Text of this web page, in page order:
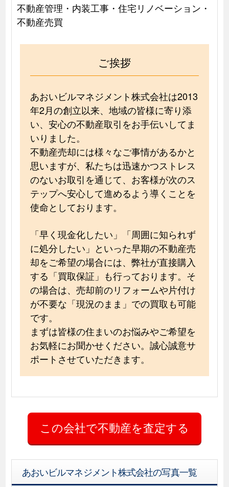
不動産管理・内装工事・住宅リノベーション・
不動産売買
ご挨拶
あおいビルマネジメント株式会社は2013
年2月の創立以来、地域の皆様に寄り添
い、安心の不動産取引をお手伝いしてま
いりました。
不動産売却には様々なご事情があるかと
思いますが、私たちは迅速かつストレス
のないお取引を通じて、お客様が次のス
テップへ安心して進めるよう導くことを
使命としております。
「早く現金化したい」「周囲に知られず
に処分したい」といった早期の不動産売
却をご希望の場合には、弊社が直接購入
する「買取保証」も行っております。そ
の場合は、売却前のリフォームや片付け
が不要な「現況のまま」での買取も可能
です。
まずは皆様の住まいのお悩みやご希望を
お気軽にお聞かせください。誠心誠意サ
ポートさせていただきます。
あおいビルマネジメント株式会社の写真一覧